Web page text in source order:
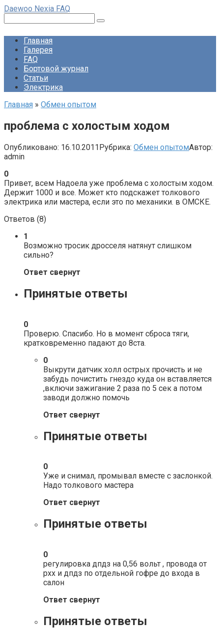
Перейти
контенту
Daewoo Nexia FAQ
Главная
Галерея
FAQ
Бортовой журнал
Статьи
Электрика
Главная » Обмен опытом
проблема с холостым ходом
Опубликовано: 16.10.2011Рубрика: Обмен опытомАвтор:
admin
0
Привет, всем Надоела уже проблема с холостым ходом.
Держит 1000 и все. Может кто подскажет толкового
электрика или мастера, если это по механики. в ОМСКЕ.
Ответов (8)
1
Возможно тросик дросселя натянут слишком
сильно?
Ответ свернут
Принятые ответы
0
Проверю. Спасибо. Но в момент сброса тяги,
кратковременно падают до 8ста.
0
Выкрути датчик холл острых прочисть и не
забудь почистить гнездо куда он вставляется
,включи зажигание 2 раза по 5 сек а потом
заводи должно помочь
Ответ свернут
Принятые ответы
0
Уже и снимал, промывал вместе с заслонкой.
Надо толкового мастера
Ответ свернут
Принятые ответы
0
регулировка дпдз на 0,56 вольт , провода от
рхх и дпдз по отдельной гофре до входа в
салон
Ответ свернут
Принятые ответы